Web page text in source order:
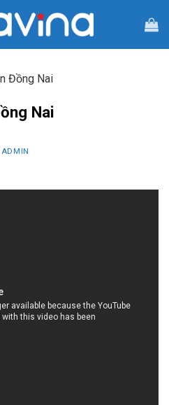
Đồng Nai
Nai
ADMIN